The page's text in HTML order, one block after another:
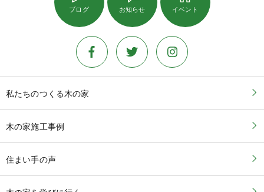
ブログ お知らせ イベント
私たちのつくる木の家
木の家施工事例
住まい手の声